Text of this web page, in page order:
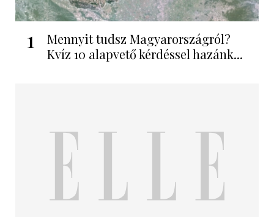
1
Mennyit tudsz Magyarországról?
Kvíz 10 alapvető kérdéssel hazánk...